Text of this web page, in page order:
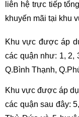
liên hệ trực tiếp
khuyến mãi tại khu
Khu vực được áp
các quận như: 1, 2,
Q.Bình Thạnh,
Khu vực được áp
các quận sau đây: